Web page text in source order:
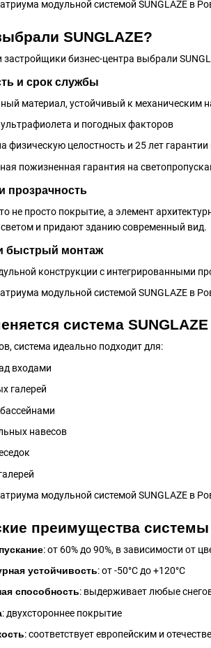
SUNGLAZE?
застройщики бизнес-центра выбрали
и срок службы
материал, устойчивый к механическим
и погодных факторов
физическую целостность и 25 лет гарантии
пожизненная гарантия на
прозрачность
не просто покрытие, а элемент
и придают зданию современный вид.
быстрый монтаж
конструкции с интегрированными
система SUNGLAZE
система идеально подходит для:
входами
галерей
навесов
преимущества системы
: от 60% до 90%, в зависимости от
устойчивость: от -50°C до +120°C
способность: выдерживает любые
: двухстороннее покрытие
: соответствует европейским и